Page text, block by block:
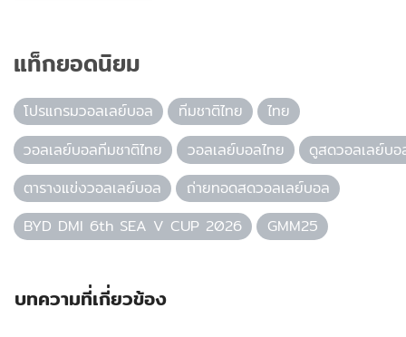
แท็กยอดนิยม
โปรแกรมวอลเลย์บอล ทีมชาติไทย
ไทย
วอลเลย์บอลทีมชาติไทย
วอลเลย์บอลไทย
ดูสดวอลเลย์บอ
ตารางแข่งวอลเลย์บอล
ถ่ายทอดสดวอลเลย์บอล
BYD DMI 6th SEA V CUP 2026
GMM25
บทความที่เกี่ยวข้อง